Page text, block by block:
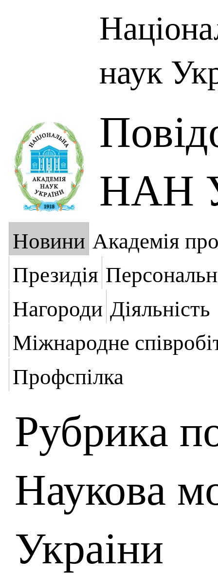
наук
НАН
Новини Академія
Президія
Нагороди Діяльність
Міжнародне
Профспілка
Рубрика
Наукова
Украіни